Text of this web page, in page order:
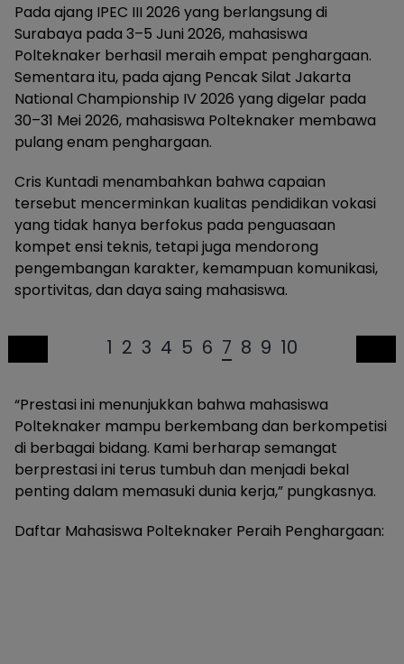
Pada ajang IPEC III 2026 yang berlangsung di
Surabaya pada 3–5 Juni 2026, mahasiswa
Polteknaker berhasil meraih empat penghargaan.
Sementara itu, pada ajang Pencak Silat Jakarta
National Championship IV 2026 yang digelar pada
30–31 Mei 2026, mahasiswa Polteknaker membawa
pulang enam penghargaan.
Cris Kuntadi menambahkan bahwa capaian
tersebut mencerminkan kualitas pendidikan vokasi
yang tidak hanya berfokus pada penguasaan
kompet ensi teknis, tetapi juga mendorong
pengembangan karakter, kemampuan komunikasi,
sportivitas, dan daya saing mahasiswa.
1 2 3 4 5 6 7 8 9 10
“Prestasi ini menunjukkan bahwa mahasiswa
Polteknaker mampu berkembang dan berkompetisi
di berbagai bidang. Kami berharap semangat
berprestasi ini terus tumbuh dan menjadi bekal
penting dalam memasuki dunia kerja,” pungkasnya.
Daftar Mahasiswa Polteknaker Peraih Penghargaan: